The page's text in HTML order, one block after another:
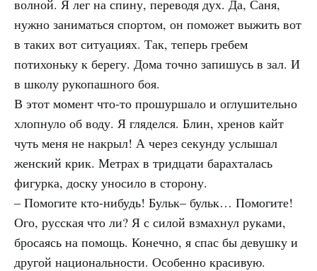
волной. Я лег на спину, переводя дух. Да, Саня,
нужно заниматься спортом, он поможет выжить вот
в таких вот ситуациях. Так, теперь гребем
потихоньку к берегу. Дома точно запишусь в зал. И
в школу рукопашного боя.
В этот момент что-то прошуршало и оглушительно
хлопнуло об воду. Я гляделся. Блин, хренов кайт
чуть меня не накрыл! А через секунду услышал
женский крик. Метрах в тридцати барахталась
фигурка, доску уносило в сторону.
– Помогите кто-нибудь! Бульк– бульк… Помогите!
Ого, русская что ли? Я с силой взмахнул руками,
бросаясь на помощь. Конечно, я спас бы девушку и
другой национальности. Особенно красивую.